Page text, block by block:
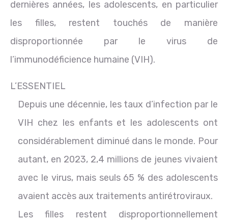
dernières années, les adolescents, en particulier
les filles, restent touchés de manière
disproportionnée par le virus de
l’immunodéficience humaine (VIH).
L’ESSENTIEL
Depuis une décennie, les taux d’infection par le
VIH chez les enfants et les adolescents ont
considérablement diminué dans le monde. Pour
autant, en 2023, 2,4 millions de jeunes vivaient
avec le virus, mais seuls 65 % des adolescents
avaient accès aux traitements antirétroviraux.
Les filles restent disproportionnellement